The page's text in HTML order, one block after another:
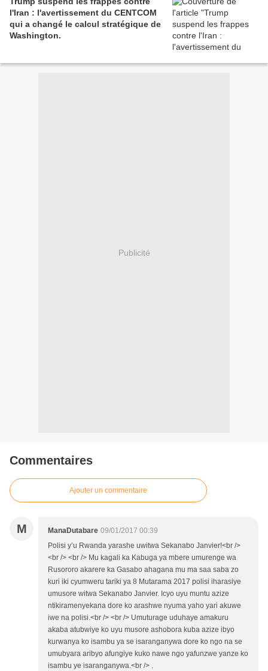
l'Iran : l'avertissement du CENTCOM
qui a changé le calcul stratégique de
Washington.
Publicité
Commentaires
Ajouter un commentaire
M ManaDutabare 09/01/2017 00:39
Polisi y’u Rwanda yarashe uwitwa Sekanabo Janvier!<br />
<br /> <br /> Mu kagali ka Kabuga ya mbere umurenge wa
Rusororo akarere ka Gasabo ahagana mu ma saa saba zo
kuri iki cyumweru tariki ya 8 Mutarama 2017 polisi iharasiye
umusore witwa Sekanabo Janvier. Icyo uyu muntu azize
ntikiramenyekana dore ko arashwe nyuma yaho yari akuwe
iwe na polisi.<br /> <br /> Umuturage uduhaye amakuru
akaba atubwiye ko uyu musore ashobora kuba azize ibyo
kurwanya ko isambu ya se isaranganywa dore ko ngo na se
umubyara aribyo afungiye kuko nawe ngo yafunzwe yanze ko
isambu ye isaranganywa.<br /> .